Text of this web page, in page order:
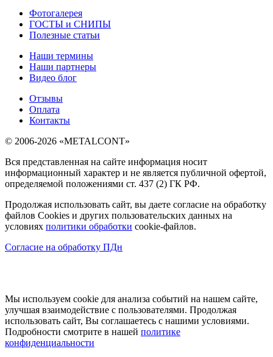
Фотогалерея
ГОСТЫ и СНИПЫ
Полезные статьи
Наши термины
Наши партнеры
Видео блог
Отзывы
Оплата
Контакты
© 2006-2026 «METALCONT»
Вся представленная на сайте информация носит
информационный характер и не является публичной офертой,
определяемой положениями ст. 437 (2) ГК РФ.
Продолжая использовать сайт, вы даете согласие на обработку
файлов Cookies и других пользовательских данных на
условиях политики обработки cookie-файлов.
Согласие на обработку ПДн
Мы используем cookie для анализа событий на нашем сайте,
улучшая взаимодействие с пользователями. Продолжая
использовать сайт, Вы соглашаетесь с нашими условиями.
Подробности смотрите в нашей политике
конфиденциальности